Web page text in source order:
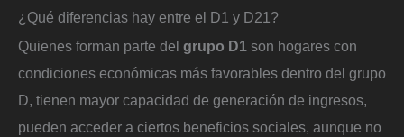
¿Qué diferencias hay entre el D1 y D21?
Quienes forman parte del grupo D1 son hogares con
condiciones económicas más favorables dentro del grupo
D, tienen mayor capacidad de generación de ingresos,
pueden acceder a ciertos beneficios sociales, aunque no